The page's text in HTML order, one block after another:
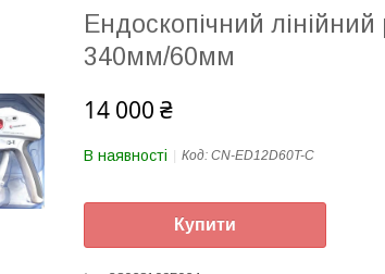
Ендоскопічний
340мм/60мм
14 000 ₴
В наявності Код: CN-ED12D60T-C
Купити